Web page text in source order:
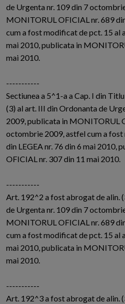
de Urgenta nr. 109 din 7
MONITORUL OFICIAL nr. 689
cum a fost modificat de pct. 15 al
mai 2010, publicata in
mai 2010.
-----------
Sectiunea a 5^1-a a Cap. I din
(3) al art. III din Ordonanta de
2009, publicata in MONITORUL
octombrie 2009, astfel cum a
din LEGEA nr. 76 din 6 mai 2010,
OFICIAL nr. 307 din 11 mai 2010.
-----------
Art. 192^2 a fost abrogat de alin.
de Urgenta nr. 109 din 7
MONITORUL OFICIAL nr. 689
cum a fost modificat de pct. 15 al
mai 2010, publicata in
mai 2010.
-----------
Art. 192^3 a fost abrogat de alin.